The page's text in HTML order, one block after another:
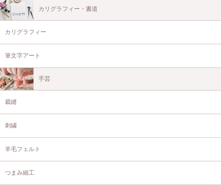
カリグラフィー・書道
カリグラフィー
筆文字アート
手芸
裁縫
刺繍
羊毛フェルト
つまみ細工